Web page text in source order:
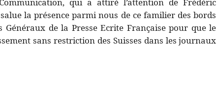
qui a attiré l’attention de Frédéric
la présence parmi nous de ce familier des bords
de la Presse Ecrite Française pour que le
sans restriction des Suisses dans les journaux